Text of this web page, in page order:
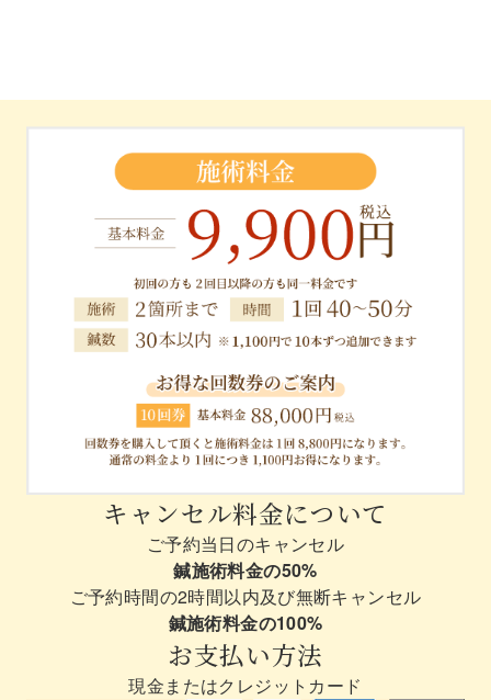
キャンセル料金について
ご予約当日のキャンセル
鍼施術料金の50%
ご予約時間の2時間以内及び無断キャンセル
鍼施術料金の100%
お支払い方法
現金またはクレジットカード